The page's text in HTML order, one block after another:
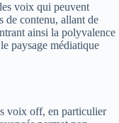
voix qui peuvent
de contenu, allant de
ainsi la polyvalence
paysage médiatique
voix off, en particulier